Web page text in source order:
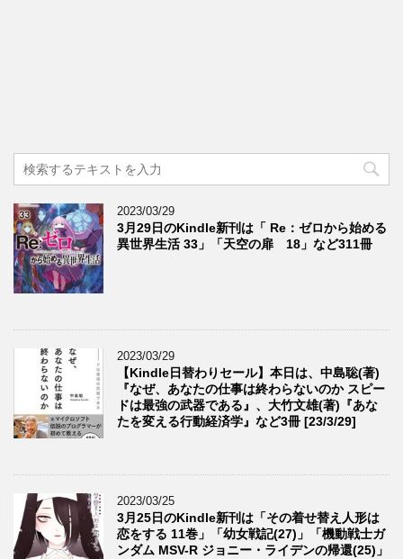
2023/03/29
3月29日のKindle新刊は「 Re：ゼロから始める
異世界生活 33」「天空の扉 18」など311冊
2023/03/29
【Kindle日替わりセール】本日は、中島聡(著)
『なぜ、あなたの仕事は終わらないのか スピー
ドは最強の武器である』、大竹文雄(著)『あな
たを変える行動経済学』など3冊 [23/3/29]
2023/03/25
3月25日のKindle新刊は「その着せ替え人形は
恋をする 11巻」「幼女戦記(27)」「機動戦士ガ
ンダム MSV-R ジョニー・ライデンの帰還(25)」